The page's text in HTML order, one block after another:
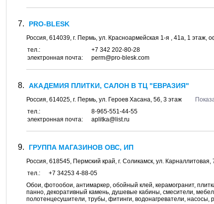
PRO-BLESK
Россия, 614039, г. Пермь, ул. Красноармейская 1-я , 41а, 1 этаж,
тел.:
+7 342 202-80-28
электронная почта:
perm@pro-blesk.com
АКАДЕМИЯ ПЛИТКИ, САЛОН В ТЦ "ЕВРАЗИЯ"
Россия, 614025, г. Пермь, ул. Героев Хасана, 56, 3 этаж
тел.:
8-965-551-44-55
электронная почта:
aplitka@list.ru
ГРУППА МАГАЗИНОВ ОВС, ИП
Россия, 618545, Пермский край, г. Соликамск, ул. Карналлитовая,
тел.:
+7 34253 4-88-05
Обои, фотообои, антимаркер, обойный клей, керамогранит,
панно, декоративный камень, душевые кабины, смесители,
полотенцесушители, трубы, фитинги, водонагреватели, насосы,